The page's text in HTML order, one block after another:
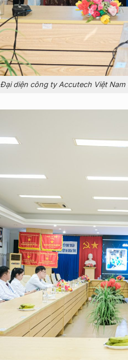
Đại diện công ty Accutech Việt